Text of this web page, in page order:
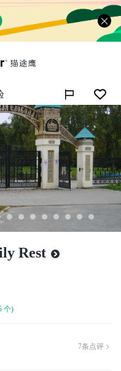
Rest
个)
7条点评 